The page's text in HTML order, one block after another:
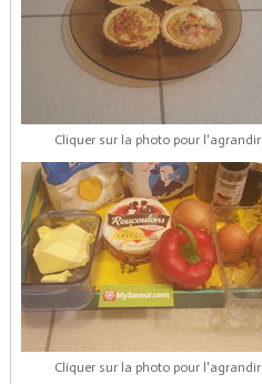
Cliquer sur la photo pour l'agrandir
Cliquer sur la photo pour l'agrandir